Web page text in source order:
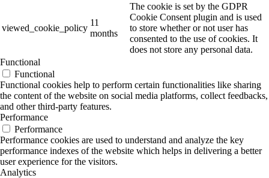
viewed_cookie_policy
11
months
The cookie is set by the GDPR
Cookie Consent plugin and is used
to store whether or not user has
consented to the use of cookies. It
does not store any personal data.
Functional
Functional
Functional cookies help to perform certain functionalities like sharing
the content of the website on social media platforms, collect feedbacks,
and other third-party features.
Performance
Performance
Performance cookies are used to understand and analyze the key
performance indexes of the website which helps in delivering a better
user experience for the visitors.
Analytics